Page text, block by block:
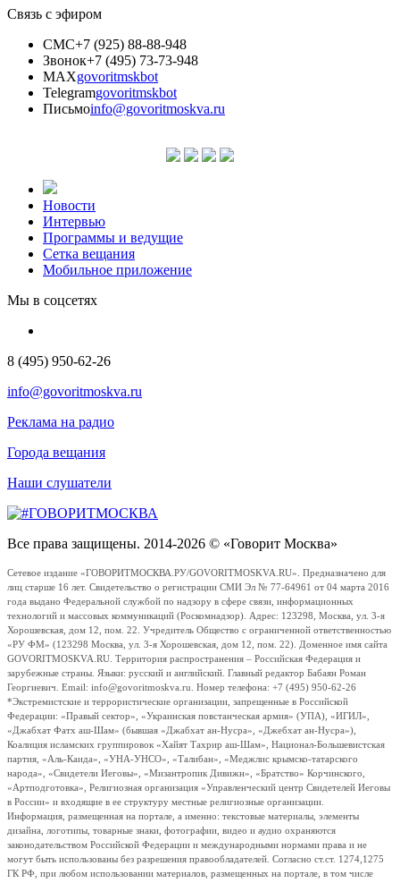
Связь с эфиром
СМС+7 (925) 88-88-948
Звонок+7 (495) 73-73-948
MAXgovoritmskbot
Telegramgovoritmskbot
Письмоinfo@govoritmoskva.ru
Новости
Интервью
Программы и ведущие
Сетка вещания
Мобильное приложение
Мы в соцсетях
8 (495) 950-62-26
info@govoritmoskva.ru
Реклама на радио
Города вещания
Наши слушатели
Все права защищены. 2014-2026 © «Говорит Москва»
Сетевое издание «ГОВОРИТМОСКВА.РУ/GOVORITMOSKVA.RU». Предназначено для
лиц старше 16 лет. Свидетельство о регистрации СМИ Эл № 77-64961 от 04 марта 2016
года выдано Федеральной службой по надзору в сфере связи, информационных
технологий и массовых коммуникаций (Роскомнадзор). Адрес: 123298, Москва, ул. 3-я
Хорошевская, дом 12, пом. 22. Учредитель Общество с ограниченной ответственностью
«РУ ФМ» (123298 Москва, ул. 3-я Хорошевская, дом 12, пом. 22). Доменное имя сайта
GOVORITMOSKVA.RU. Территория распространения – Российская Федерация и
зарубежные страны. Языки: русский и английский. Главный редактор Бабаян Роман
Георгиевич. Email: info@govoritmoskva.ru. Номер телефона: +7 (495) 950-62-26
*Экстремистские и террористические организации, запрещенные в Российской
Федерации: «Правый сектор», «Украинская повстанческая армия» (УПА), «ИГИЛ»,
«Джабхат Фатх аш-Шам» (бывшая «Джабхат ан-Нусра», «Джебхат ан-Нусра»),
Коалиция исламских группировок «Хайят Тахрир аш-Шам», Национал-Большевистская
партия, «Аль-Каида», «УНА-УНСО», «Талибан», «Меджлис крымско-татарского
народа», «Свидетели Иеговы», «Мизантропик Дивижн», «Братство» Корчинского,
«Артподготовка», Религиозная организация «Управленческий центр Свидетелей Иеговы
в России» и входящие в ее структуру местные религиозные организации.
Информация, размещенная на портале, а именно: текстовые материалы, элементы
дизайна, логотипы, товарные знаки, фотографии, видео и аудио охраняются
законодательством Российской Федерации и международными нормами права и не
могут быть использованы без разрешения правообладателей. Согласно ст.ст. 1274,1275
ГК РФ, при любом использовании материалов, размещенных на портале, в том числе